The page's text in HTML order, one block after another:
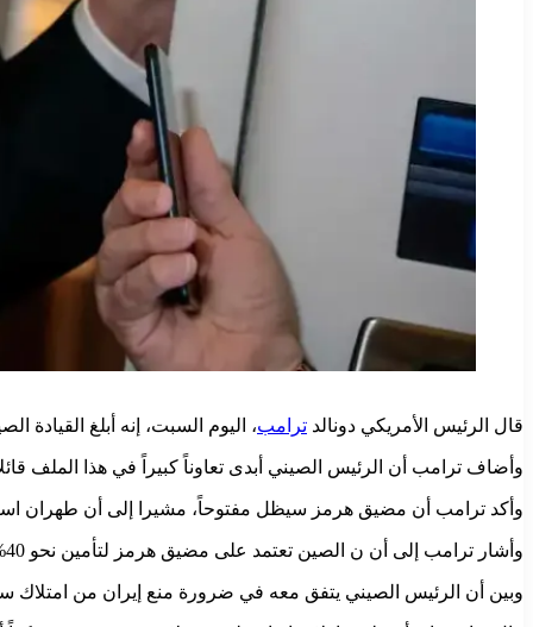
قال الرئيس الأمريكي دونالد ترامب، اليوم السبت، إنه أبلغ القيادة
وأضاف ترامب أن الرئيس الصيني أبدى تعاوناً كبيراً في هذا الملف
وأكد ترامب أن مضيق هرمز سيظل مفتوحاً، مشيرا إلى أن طهران
وأشار ترامب إلى أن ن الصين تعتمد على مضيق هرمز لتأمين نحو 40% من احتياجاتها النفطية.
وبين أن الرئيس الصيني يتفق معه في ضرورة منع إيران من امتلاك